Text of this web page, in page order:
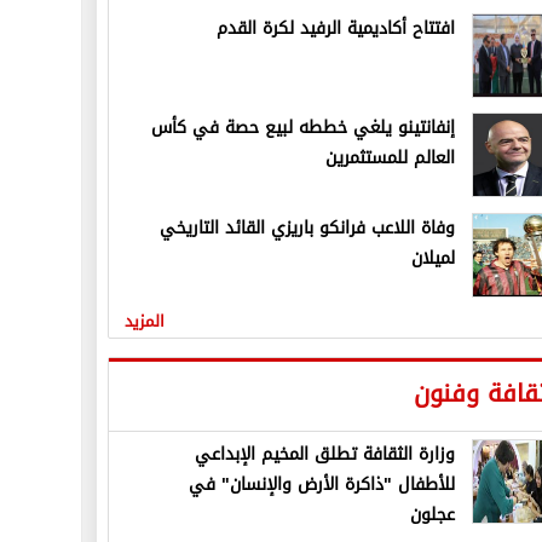
افتتاح أكاديمية الرفيد لكرة القدم
إنفانتينو يلغي خططه لبيع حصة في كأس
العالم للمستثمرين
وفاة اللاعب فرانكو باريزي القائد التاريخي
لميلان
المزيد
وفنون
وزارة الثقافة تطلق المخيم الإبداعي
للأطفال "ذاكرة الأرض والإنسان" في
عجلون